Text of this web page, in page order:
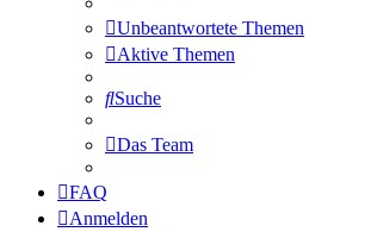
Unbeantwortete Themen
Aktive Themen
Suche
Das Team
FAQ
Anmelden